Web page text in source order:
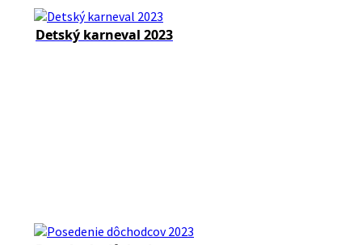
Detský karneval 2023